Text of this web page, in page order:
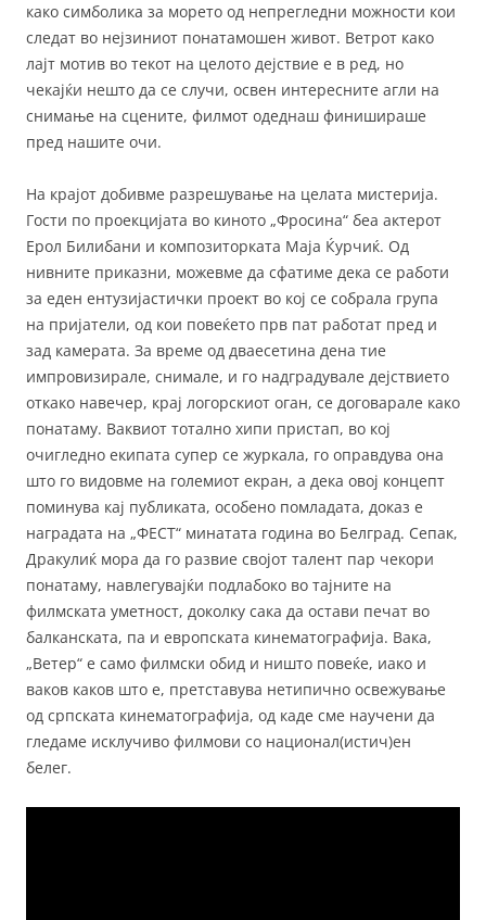
како симболика за морето од непрегледни можности кои
следат во нејзиниот понатамошен живот. Ветрот како
лајт мотив во текот на целото дејствие е в ред, но
чекајќи нешто да се случи, освен интересните агли на
снимање на сцените, филмот одеднаш финишираше
пред нашите очи.
На крајот добивме разрешување на целата мистерија.
Гости по проекцијата во киното „Фросина“ беа актерот
Ерол Билибани и композиторката Маја Ќурчиќ. Од
нивните приказни, можевме да сфатиме дека се работи
за еден ентузијастички проект во кој се собрала група
на пријатели, од кои повеќето прв пат работат пред и
зад камерата. За време од дваесетина дена тие
импровизирале, снимале, и го надградувале дејствието
откако навечер, крај логорскиот оган, се договарале како
понатаму. Ваквиот тотално хипи пристап, во кој
очигледно екипата супер се журкала, го оправдува она
што го видовме на големиот екран, а дека овој концепт
поминува кај публиката, особено помладата, доказ е
наградата на „ФЕСТ“ минатата година во Белград. Сепак,
Дракулиќ мора да го развие својот талент пар чекори
понатаму, навлегувајќи подлабоко во тајните на
филмската уметност, доколку сака да остави печат во
балканската, па и европската кинематографија. Вака,
„Ветер“ е само филмски обид и ништо повеќе, иако и
ваков каков што е, претставува нетипично освежување
од српската кинематографија, од каде сме научени да
гледаме исклучиво филмови со национал(истич)ен
белег.